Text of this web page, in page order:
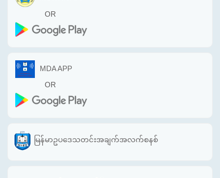
OR
MDA APP
OR
မြန်မာဥပဒေသတင်းအချက်အလက်စနစ်